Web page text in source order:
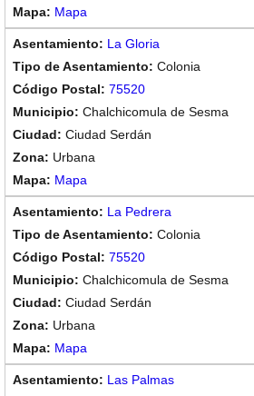
Mapa
La Gloria
Colonia
75520
Chalchicomula de Sesma
Ciudad Serdán
Urbana
Mapa
La Pedrera
Colonia
75520
Chalchicomula de Sesma
Ciudad Serdán
Urbana
Mapa
Las Palmas